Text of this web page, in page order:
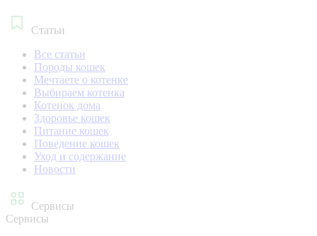
Статьи
Все статьи
Породы кошек
Мечтаете о котенке
Выбираем котенка
Котенок дома
Здоровье кошек
Питание кошек
Поведение кошек
Уход и содержание
Новости
Сервисы
Сервисы